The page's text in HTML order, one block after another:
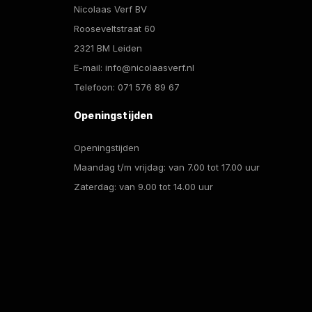
Nicolaas Verf BV
Rooseveltstraat 60
2321 BM Leiden
E-mail:info@nicolaasverf.nl
Telefoon: 071 576 89 67
Openingstijden
Openingstijden
Maandag t/m vrijdag: van 7.00 tot 17.00 uur
Zaterdag: van 9.00 tot 14.00 uur